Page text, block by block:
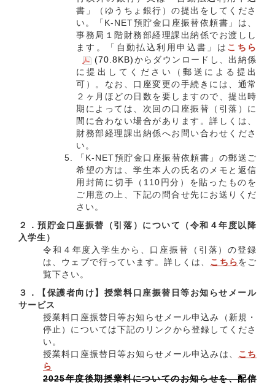
書」（ゆうちょ銀行）の提出をしてくださ
い。「K-NET預貯金口座振替依頼書」は、
事務局１階財務部経理課出納係でお渡しし
ます。「自動払込利用申込書」は こちら
(70.8KB)からダウンロードし、出納係
に提出してください（郵送による提出
可）。なお、口座変更の手続きには、通常
２ヶ月ほどの日数を要しますので、提出時
期によっては、次回の口座振替（引落）に
間に合わない場合があります。詳しくは、
財務部経理課出納係へお問い合わせくださ
い。
「K-NET預貯金口座振替依頼書」の郵送ご
希望の方は、学生本人の氏名のメモと返信
用封筒に切手（110円分）を貼ったものを
ご用意の上、下記の問合せ先にお送りくだ
さい。
２．預貯金口座振替（引落）について（令和４年度以降
入学生）
令和４年度入学生から、口座振替（引落）の登録
は、ウェブで行っています。詳しくは、 こちらをご
覧下さい。
３．【保護者向け】授業料口座振替日等お知らせメール
サービス
授業料口座振替日等お知らせメール申込み（新規・
停止）については下記のリンクから登録してくださ
い。
授業料口座振替日等お知らせメール申込みは、 こち
ら
2025年度後期授業料についてのお知らせを、配信